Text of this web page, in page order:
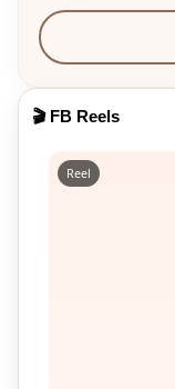
🎬 FB Reels
Reel